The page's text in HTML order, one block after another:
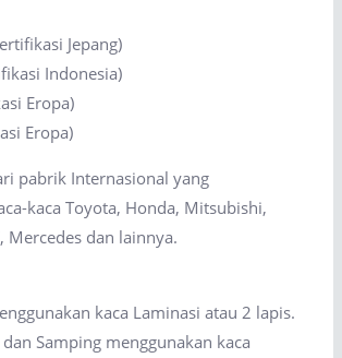
Jepang)
Indonesia)
Eropa)
Eropa)
pabrik Internasional yang
kaca Toyota, Honda, Mitsubishi,
Mercedes dan lainnya.
kaca Laminasi atau 2 lapis.
Samping menggunakan kaca